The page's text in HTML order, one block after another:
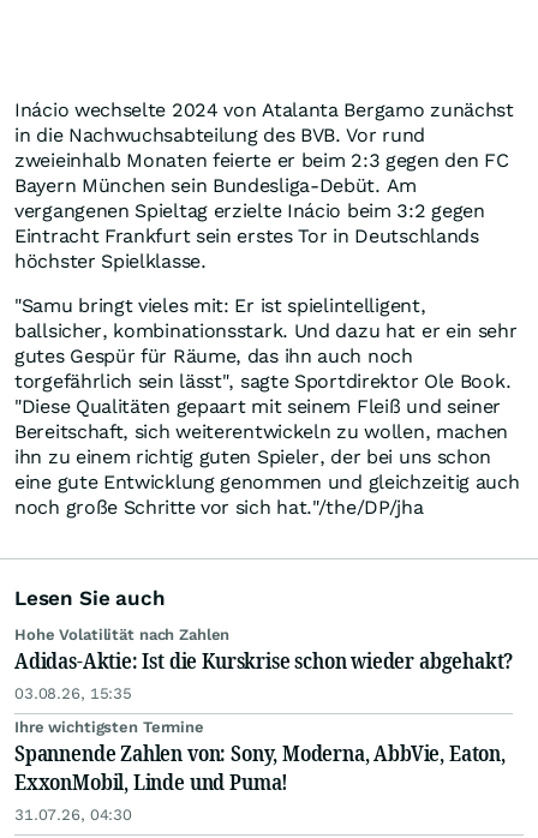
Inácio wechselte 2024 von Atalanta Bergamo zunächst
in die Nachwuchsabteilung des BVB. Vor rund
zweieinhalb Monaten feierte er beim 2:3 gegen den FC
Bayern München sein Bundesliga-Debüt. Am
vergangenen Spieltag erzielte Inácio beim 3:2 gegen
Eintracht Frankfurt sein erstes Tor in Deutschlands
höchster Spielklasse.
"Samu bringt vieles mit: Er ist spielintelligent,
ballsicher, kombinationsstark. Und dazu hat er ein sehr
gutes Gespür für Räume, das ihn auch noch
torgefährlich sein lässt", sagte Sportdirektor Ole Book.
"Diese Qualitäten gepaart mit seinem Fleiß und seiner
Bereitschaft, sich weiterentwickeln zu wollen, machen
ihn zu einem richtig guten Spieler, der bei uns schon
eine gute Entwicklung genommen und gleichzeitig auch
noch große Schritte vor sich hat."/the/DP/jha
Lesen Sie auch
Hohe Volatilität nach Zahlen
Adidas-Aktie: Ist die Kurskrise schon wieder abgehakt?
03.08.26, 15:35
Ihre wichtigsten Termine
Spannende Zahlen von: Sony, Moderna, AbbVie, Eaton,
ExxonMobil, Linde und Puma!
31.07.26, 04:30